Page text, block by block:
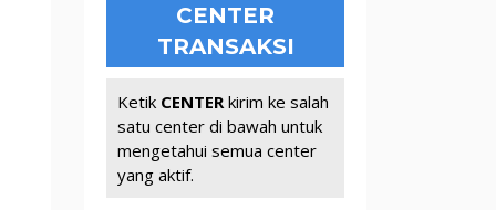
CENTER
TRANSAKSI
Ketik CENTERkirim ke salah
satu center di bawah untuk
mengetahui semua center
yang aktif.